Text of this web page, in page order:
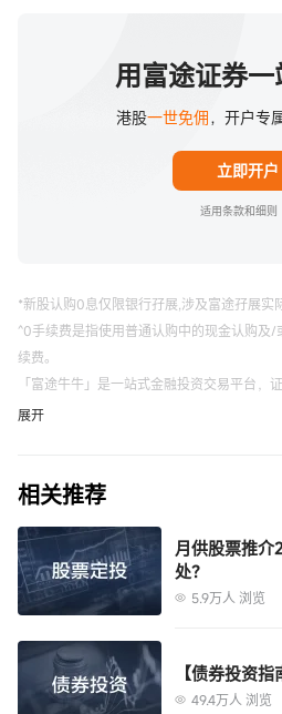
供桥梁工程服务。公司的桥梁工
整段或任何一段或多段横跨道路
大梁桥，以及建造与桥梁相关连
施。公司承接的项目主要由马来
动或拥有，通常属于大型并涉及
用富途证券
港股一世免佣，开户专
立即开户
适用条款和细则
*新股认购0息仅限银行孖展,涉及富途孖展实
^0手续费是指使用普通认购中的现金认购及
续费。
「富途牛牛」是一站式金融投资交易平台，
公司提供。本内容并非及不应被视为邀约、
据个人的情况决定投资是否切合个人的财政
构成与富途相关的任何投资建议。在作出任
情况考虑投资产品相关的风险因素，并于需
竭力但不能证实上述内容的真实性、准确性
由于相关招股书为申请版本，其所载资料并
以上内容仅供参考, 具体信息应以港交所招股
招股文件并了解相关风险。
展开
相关推荐
月供股票推
处？
5.9万人 浏览
【债券投资
49.4万人 浏览